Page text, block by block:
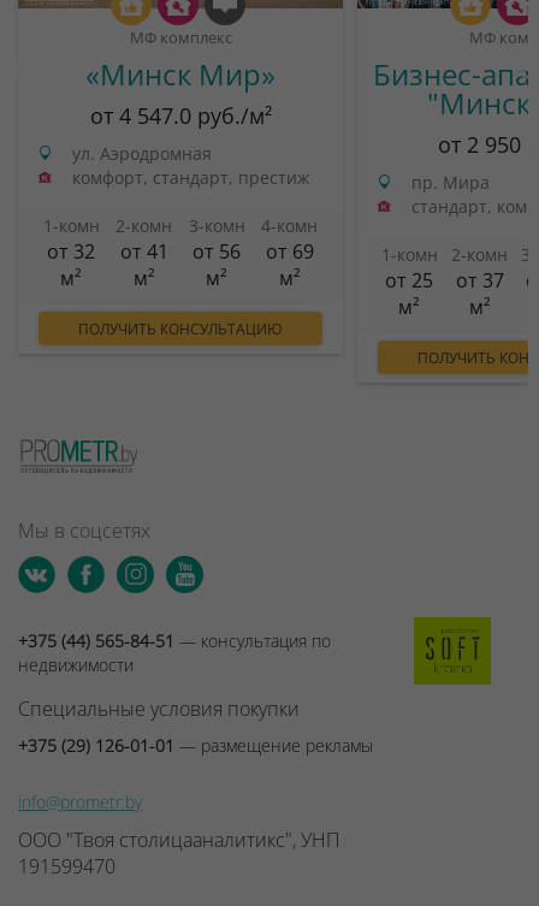
МФ комплекс
«Минск Мир»
от 4 547.0 руб./м²
ул. Аэродромная
комфорт, стандарт, престиж
1-комн
от 32
м²
2-комн
от 41
м²
3-комн
от 56
м²
4-комн
от 69
м²
ПОЛУЧИТЬ КОНСУЛЬТАЦИЮ
МФ
Бизнес-
от 2 950
пр. Мира
стандарт,
1-комн
от 25
м²
2-комн
от 37
м²
ПОЛУЧИТЬ
Мы в соцсетях
+375 (44) 565-84-51 — консультация по
недвижимости
Специальные условия покупки
+375 (29) 126-01-01 — размещение рекламы
info@prometr.by
ООО "Твоя столицааналитикс", УНП
191599470